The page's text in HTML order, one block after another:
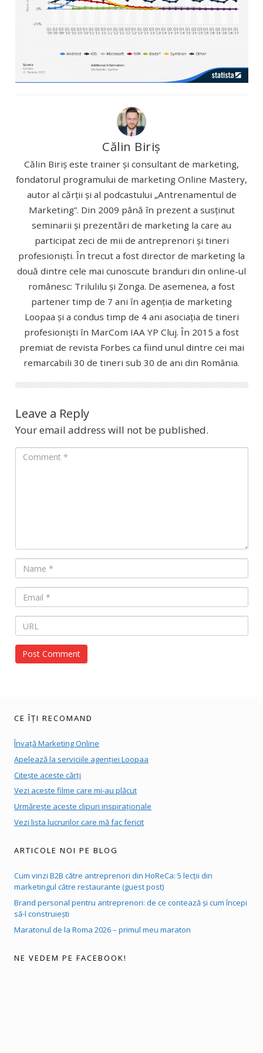
Călin Biriș
Călin Biriș este trainer și consultant de marketing,
fondatorul programului de marketing Online Mastery,
autor al cărții și al podcastului „Antrenamentul de
Marketing”. Din 2009 până în prezent a susținut
seminarii și prezentări de marketing la care au
participat zeci de mii de antreprenori și tineri
profesioniști. În trecut a fost director de marketing la
două dintre cele mai cunoscute branduri din online-ul
românesc: Trilulilu și Zonga. De asemenea, a fost
partener timp de 7 ani în agenția de marketing
Loopaa și a condus timp de 4 ani asociația de tineri
profesioniști în MarCom IAA YP Cluj. În 2015 a fost
premiat de revista Forbes ca fiind unul dintre cei mai
remarcabili 30 de tineri sub 30 de ani din România.
Leave a Reply
Your email address will not be published.
CE ÎȚI RECOMAND
Învață Marketing Online
Apelează la serviciile agenției Loopaa
Citește aceste cărți
Vezi aceste filme care mi-au plăcut
Urmărește aceste clipuri inspiraționale
Vezi lista lucrurilor care mă fac fericit
ARTICOLE NOI PE BLOG
Cum vinzi B2B către antreprenori din HoReCa: 5 lecții din
marketingul către restaurante (guest post)
Brand personal pentru antreprenori: de ce contează și cum începi
să-l construiești
Maratonul de la Roma 2026 – primul meu maraton
NE VEDEM PE FACEBOOK!